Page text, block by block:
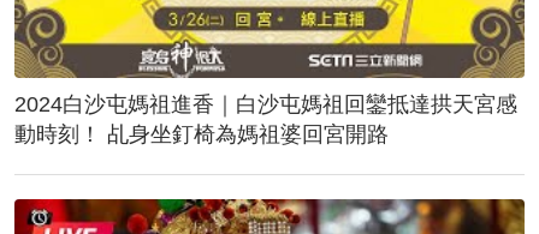
2024白沙屯媽祖進香｜白沙屯媽祖回鑾抵達拱天宮感
動時刻！ 乩身坐釘椅為媽祖婆回宮開路